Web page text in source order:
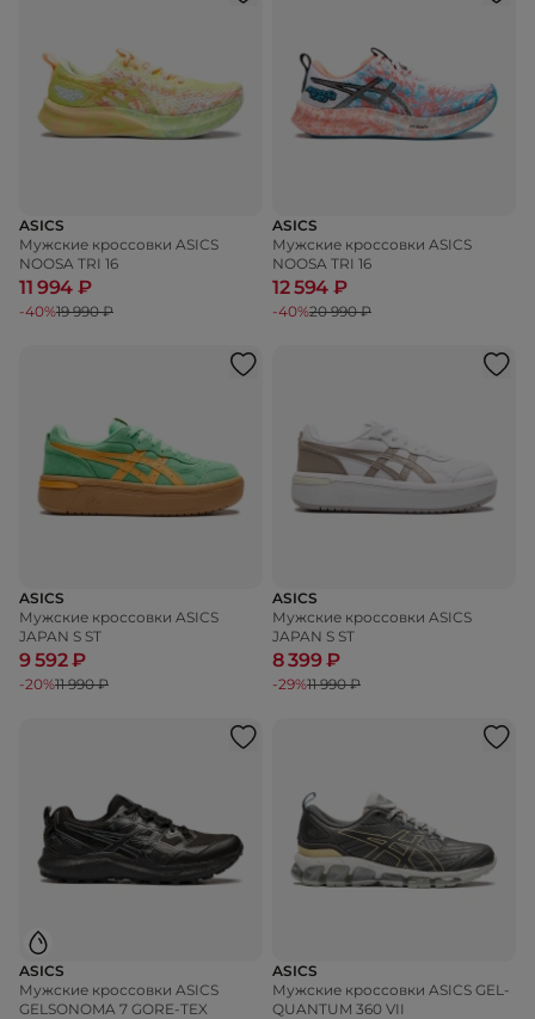
ASICS
Мужские кроссовки ASICS
NOOSA TRI 16
11 994 ₽
-40%19 990 ₽
ASICS
Мужские кроссовки ASICS
NOOSA TRI 16
12 594 ₽
-40%20 990 ₽
ASICS
Мужские кроссовки ASICS
JAPAN S ST
9 592 ₽
-20%11 990 ₽
ASICS
Мужские кроссовки ASICS
JAPAN S ST
8 399 ₽
-29%11 990 ₽
ASICS
Мужские кроссовки ASICS
GELSONOMA 7 GORE-TEX
ASICS
Мужские кроссовки ASICS GEL-
QUANTUM 360 VII